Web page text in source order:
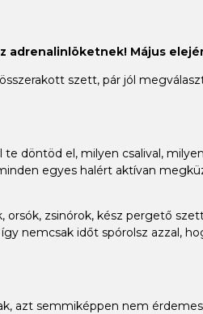
adrenalinlöketnek! Május
szett, pár jól
döntöd el, milyen csalival,
egyes halért aktívan
zsinórok, kész pergető
így nemcsak időt spórolsz azzal,
azt semmiképpen nem